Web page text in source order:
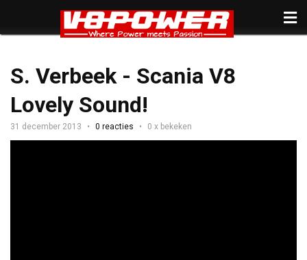
S. Verbeek - Scania V8
Lovely Sound!
31 december 2013 0 reacties 0 x bekeken